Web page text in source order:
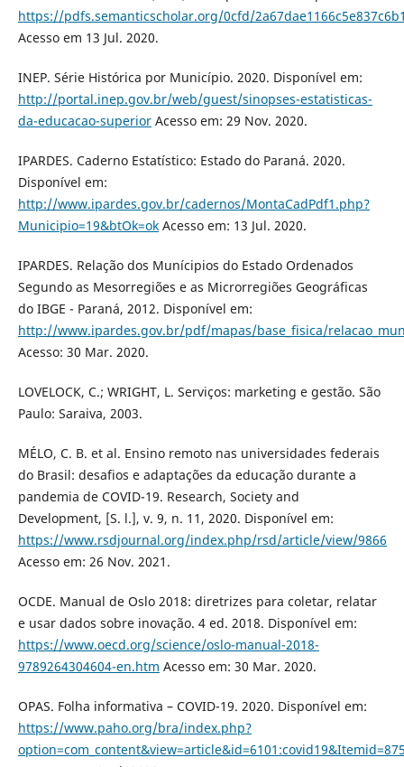
https://pdfs.semanticscholar.org/0cfd/
Acesso em 13 Jul. 2020.
INEP. Série Histórica por Município. 2020. Disponível em:
http://portal.inep.gov.br/web/guest/sinopses-estatisticas-
da-educacao-superiorAcesso em: 29 Nov. 2020.
IPARDES. Caderno Estatístico: Estado do Paraná. 2020.
Disponível em:
http://www.ipardes.gov.br/cadernos/MontaCadPdf1.php?
Municipio=19&btOk=okAcesso em: 13 Jul. 2020.
IPARDES. Relação dos Munícipios do Estado Ordenados
Segundo as Mesorregiões e as Microrregiões Geográficas
do IBGE - Paraná, 2012. Disponível em:
http://www.ipardes.gov.br/pdf/mapas/base_fisica/
Acesso: 30 Mar. 2020.
LOVELOCK, C.; WRIGHT, L. Serviços: marketing e gestão. São
Paulo: Saraiva, 2003.
MÉLO, C. B. et al. Ensino remoto nas universidades federais
do Brasil: desafios e adaptações da educação durante a
pandemia de COVID-19. Research, Society and
Development, [S. l.], v. 9, n. 11, 2020. Disponível em:
https://www.rsdjournal.org/index.php/rsd/article/view/9866
Acesso em: 26 Nov. 2021.
OCDE. Manual de Oslo 2018: diretrizes para coletar, relatar
e usar dados sobre inovação. 4 ed. 2018. Disponível em:
https://www.oecd.org/science/oslo-manual-2018-
9789264304604-en.htm Acesso em: 30 Mar. 2020.
OPAS. Folha informativa – COVID-19. 2020. Disponível em:
https://www.paho.org/bra/index.php?